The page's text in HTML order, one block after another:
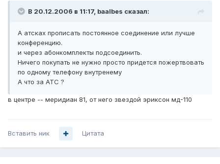
В 20.12.2006 в 11:17, baalbes сказал:
А атсках прописать постоянное соединение или лучше
конференцию.
и через абонкомплекты подсоединить.
Ничего покупать не нужно просто придется пожертвовать
по одному телефону внутренему
А что за АТС ?
в центре -- меридиан 81, от него звездой эриксон мд-110
Вставить ник Цитата